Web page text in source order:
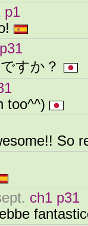
p1
すか？
too^^)
So
ch1 p31